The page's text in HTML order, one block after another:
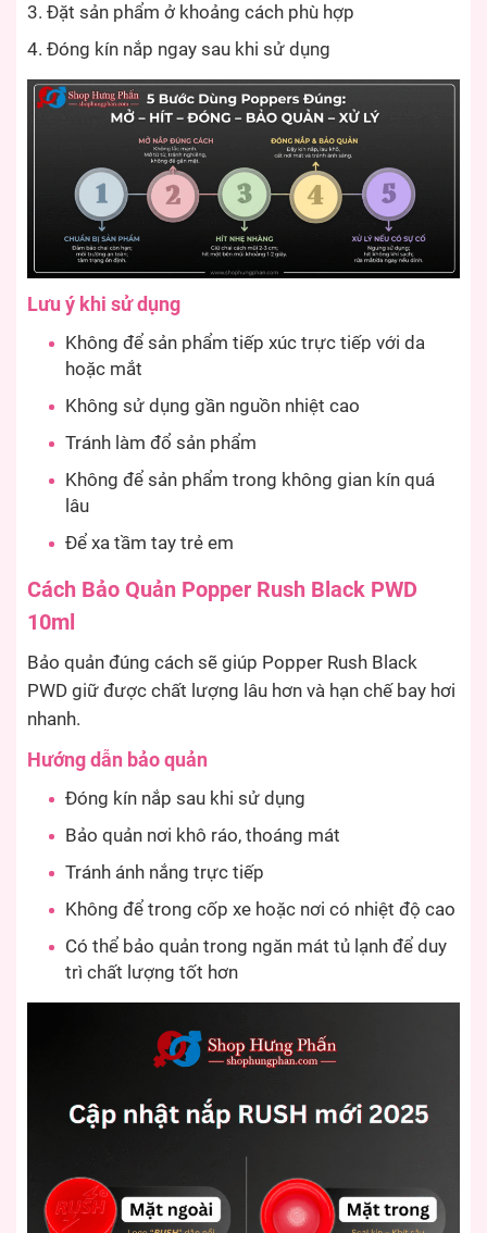
Đặt sản phẩm ở khoảng cách phù hợp
Đóng kín nắp ngay sau khi sử dụng
Lưu ý khi sử dụng
Không để sản phẩm tiếp xúc trực tiếp với da
hoặc mắt
Không sử dụng gần nguồn nhiệt cao
Tránh làm đổ sản phẩm
Không để sản phẩm trong không gian kín quá
lâu
Để xa tầm tay trẻ em
Cách Bảo Quản Popper Rush Black PWD
10ml
Bảo quản đúng cách sẽ giúp Popper Rush Black
PWD giữ được chất lượng lâu hơn và hạn chế bay hơi
nhanh.
Hướng dẫn bảo quản
Đóng kín nắp sau khi sử dụng
Bảo quản nơi khô ráo, thoáng mát
Tránh ánh nắng trực tiếp
Không để trong cốp xe hoặc nơi có nhiệt độ cao
Có thể bảo quản trong ngăn mát tủ lạnh để duy
trì chất lượng tốt hơn